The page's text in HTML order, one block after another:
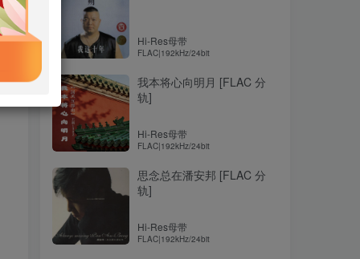
Hi-Res母带
FLAC|192kHz/24bit
我本将心向明月 [FLAC 分
轨]
Hi-Res母带
FLAC|192kHz/24bit
思念总在潘安邦 [FLAC 分
轨]
Hi-Res母带
FLAC|192kHz/24bit